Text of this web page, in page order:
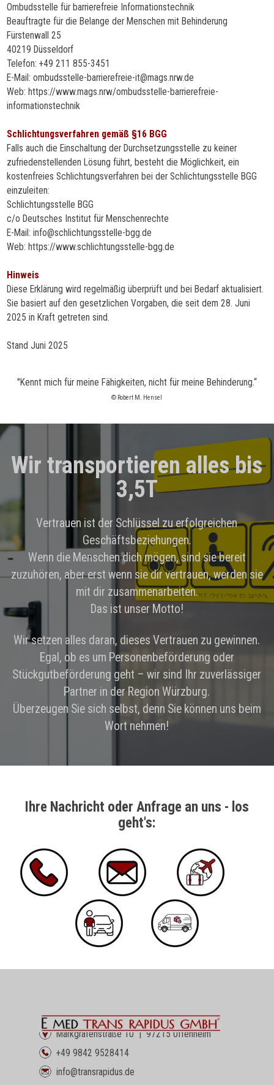
Ombudsstelle für barrierefreie Informationstechnik
Beauftragte für die Belange der Menschen mit Behinderung
Fürstenwall 25
40219 Düsseldorf
Telefon: +49 211 855-3451
E-Mail: ombudsstelle-barrierefreie-it@mags.nrw.de
Web: https://www.mags.nrw/ombudsstelle-barrierefreie-
informationstechnik
Schlichtungsverfahren gemäß §16 BGG
Falls auch die Einschaltung der Durchsetzungsstelle zu keiner
zufriedenstellenden Lösung führt, besteht die Möglichkeit, ein
kostenfreies Schlichtungsverfahren bei der Schlichtungsstelle BGG
einzuleiten:
Schlichtungsstelle BGG
c/o Deutsches Institut für Menschenrechte
E-Mail: info@schlichtungsstelle-bgg.de
Web: https://www.schlichtungsstelle-bgg.de
Hinweis
Diese Erklärung wird regelmäßig überprüft und bei Bedarf aktualisiert.
Sie basiert auf den gesetzlichen Vorgaben, die seit dem 28. Juni
2025 in Kraft getreten sind.
Stand Juni 2025
"Kennt mich für meine Fähigkeiten, nicht für meine Behinderung.“
© Robert M. Hensel
Wir transportieren alles bis
3,5T
Vertrauen ist der Schlüssel zu erfolgreichen
Geschäftsbeziehungen.
Wenn die Menschen dich mögen, sind sie bereit
zuzuhören, aber erst wenn sie dir vertrauen, werden sie
mit dir zusammenarbeiten.
Das ist unser Motto!
Wir setzen alles daran, dieses Vertrauen zu gewinnen.
Egal, ob es um Personenbeförderung oder
Stückgutbeförderung geht – wir sind Ihr zuverlässiger
Partner in der Region Würzburg.
Überzeugen Sie sich selbst, denn Sie können uns beim
Wort nehmen!
Ihre Nachricht oder Anfrage an uns - los
geht's:
Markgrafenstraße 10 | 97215 Uffenheim
+49 9842 9528414
info@transrapidus.de